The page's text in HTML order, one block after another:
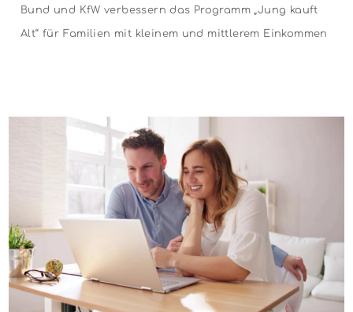
Bund und KfW verbessern das Programm „Jung kauft
Alt“ für Familien mit kleinem und mittlerem Einkommen